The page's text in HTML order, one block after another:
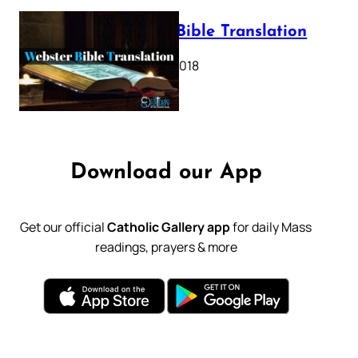
Webster Bible Translation
October 11, 2018
Download our App
Get our officialCatholic Gallery appfor daily Mass
readings, prayers & more